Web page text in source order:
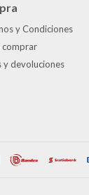
y Condiciones
comprar
y devoluciones